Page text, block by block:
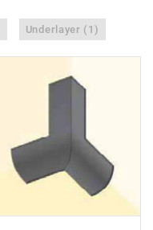
Underlayer (1)